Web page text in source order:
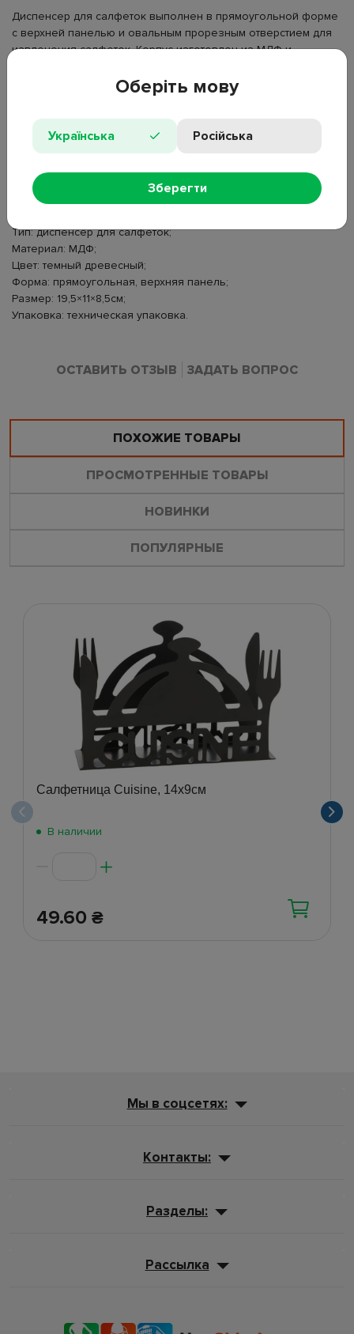
Диспенсер для салфеток выполнен в прямоугольной форме
с верхней панелью и овальным прорезным отверстием для
извлечения салфеток. Корпус изготовлен из МДФ и
текстурой под натуральное дерево. Верхняя часть
декорирована объемными элементами в виде светлых
веточек, размещенных по краям панели. На лицевой
стороне закреплен подвесной элемент в форме сердца,
дополненный джутовой нитью, что формирует акцент на
упаковку салфеток внутри и поддерживает аккуратный
внешний вид на столе. Диспенсер используют на кухне, в
Тип: диспенсер для салфеток;
Материал: МДФ;
Цвет: темный древесный;
Форма: прямоугольная, верхняя панель;
Размер: 19,5×11×8,5см;
Упаковка: техническая упаковка.
ОСТАВИТЬ ОТЗЫВ ЗАДАТЬ ВОПРОС
ПОХОЖИЕ ТОВАРЫ
ПРОСМОТРЕННЫЕ ТОВАРЫ
НОВИНКИ
ПОПУЛЯРНЫЕ
Салфетница Cuisine, 14х9см
В наличии
49.60 ₴
Оберіть мову
Українська Російська
Зберегти
Мы в соцсетях:
Контакты:
Разделы:
Рассылка